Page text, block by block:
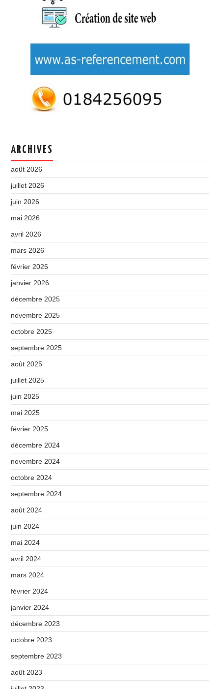
ARCHIVES
août 2026
juillet 2026
juin 2026
mai 2026
avril 2026
mars 2026
février 2026
janvier 2026
décembre 2025
novembre 2025
octobre 2025
septembre 2025
août 2025
juillet 2025
juin 2025
mai 2025
février 2025
décembre 2024
novembre 2024
octobre 2024
septembre 2024
août 2024
juin 2024
mai 2024
avril 2024
mars 2024
février 2024
janvier 2024
décembre 2023
octobre 2023
septembre 2023
août 2023